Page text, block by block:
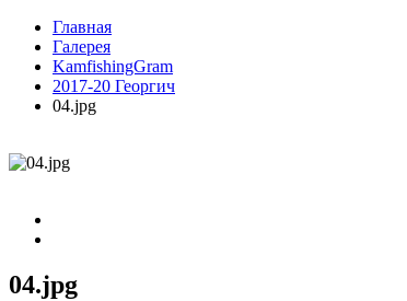
Главная
Галерея
KamfishingGram
2017-20 Георгич
04.jpg
04.jpg